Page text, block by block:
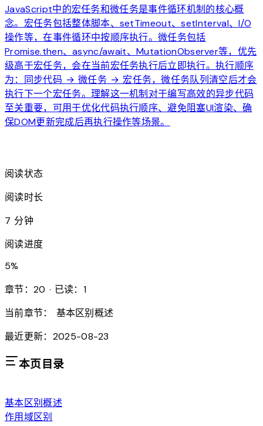
JavaScript中的宏任务和微任务是事件循环机制的核心概
念。宏任务包括整体脚本、setTimeout、setInterval、I/O
操作等，在事件循环中按顺序执行。微任务包括
Promise.then、async/await、MutationObserver等，优先
级高于宏任务，会在当前宏任务执行后立即执行。执行顺序
为：同步代码 → 微任务 → 宏任务，微任务队列清空后才会
执行下一个宏任务。理解这一机制对于编写高效的异步代码
至关重要，可用于优化代码执行顺序、避免阻塞UI渲染、确
保DOM更新完成后再执行操作等场景。
阅读状态
阅读时长
7 分钟
阅读进度
5%
章节：20 · 已读：1
当前章节：
基本区别概述
最近更新：2025-08-23
本页目录
基本区别概述
作用域区别